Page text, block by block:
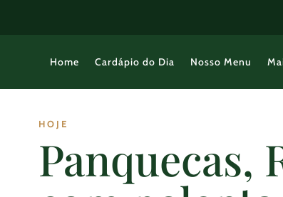
Home Cardápio do Dia Nosso Menu
HOJE
Panquecas,